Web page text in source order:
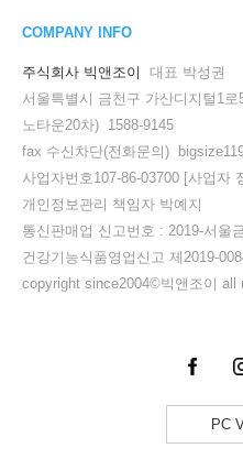
COMPANY INFO
주식회사 빅앤조이
대표 박성권
서울특별시 금천구 가산디지털1
노타운20차) 1588-9145
fax 수신차단(전화문의)
사업자번호107-86-03700 [사업자
개인정보관리 책임자 박예지
통신판매업 신고번호 : 2019-서울
건강기능식품영업신고 제2019-
copyright since2004©빅앤조이 all
PC